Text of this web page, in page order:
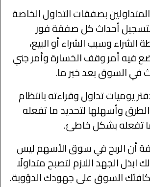
بصفقات التداول الخاصة
أحداث كل صفقة فور
الشراء وسبب الشراء أو البيع،
فيه أمر وقف الخسارة وأمر جني
في السوق بعد خبر ما.
يوميات تداول وقراءته بانتظام
وأسهلها لتحديد ما تفعله
تفعله بشكل خاطئ.
أن الربح في سوق الأسهم ليس
ابذل الجهد اللازم لتصبح متداولًا
السوق على جهودك الدؤوبة.